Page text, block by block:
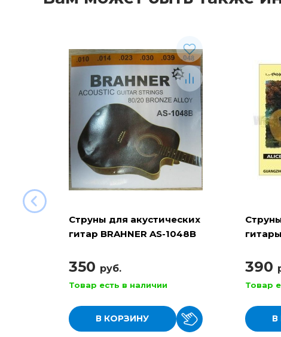
Струны для акустических
гитар BRAHNER AS-1048B
350 руб.
Товар есть в наличии
В КОРЗИНУ
390
Товар
В